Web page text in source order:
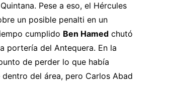
Pese a eso, el Hércules
un posible penalti en un
cumplido Ben Hamed chutó
portería del Antequera. En la
de perder lo que había
del área, pero Carlos Abad